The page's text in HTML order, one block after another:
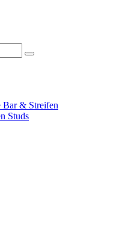
Bar & Streifen
Studs